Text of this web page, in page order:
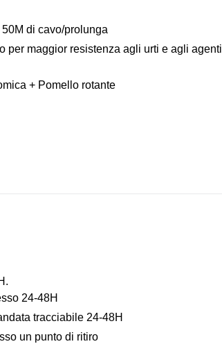
di cavo/prolunga
per maggior resistenza agli urti e agli agenti
+ Pomello rotante
24-48H
tracciabile 24-48H
un punto di ritiro